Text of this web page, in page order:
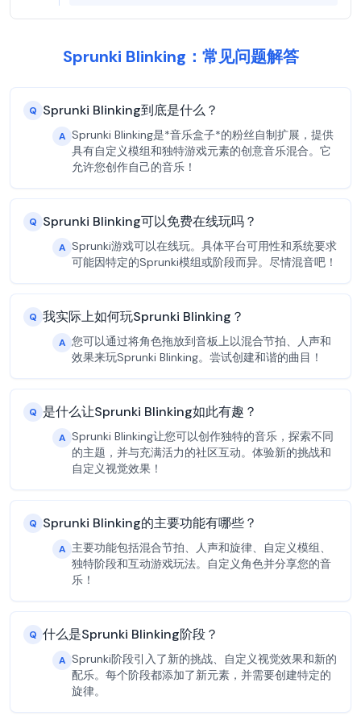
Sprunki Blinking：常见问题解答
Q Sprunki Blinking到底是什么？
A Sprunki Blinking是*音乐盒子*的粉丝自制扩展，提供
具有自定义模组和独特游戏元素的创意音乐混合。它
允许您创作自己的音乐！
Q Sprunki Blinking可以免费在线玩吗？
A Sprunki游戏可以在线玩。具体平台可用性和系统要求
可能因特定的Sprunki模组或阶段而异。尽情混音吧！
Q 我实际上如何玩Sprunki Blinking？
A 您可以通过将角色拖放到音板上以混合节拍、人声和
效果来玩Sprunki Blinking。尝试创建和谐的曲目！
Q 是什么让Sprunki Blinking如此有趣？
A Sprunki Blinking让您可以创作独特的音乐，探索不同
的主题，并与充满活力的社区互动。体验新的挑战和
自定义视觉效果！
Q Sprunki Blinking的主要功能有哪些？
A 主要功能包括混合节拍、人声和旋律、自定义模组、
独特阶段和互动游戏玩法。自定义角色并分享您的音
乐！
Q 什么是Sprunki Blinking阶段？
A Sprunki阶段引入了新的挑战、自定义视觉效果和新的
配乐。每个阶段都添加了新元素，并需要创建特定的
旋律。